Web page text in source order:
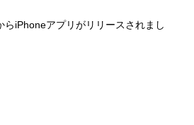
らiPhoneアプリがリリースされまし